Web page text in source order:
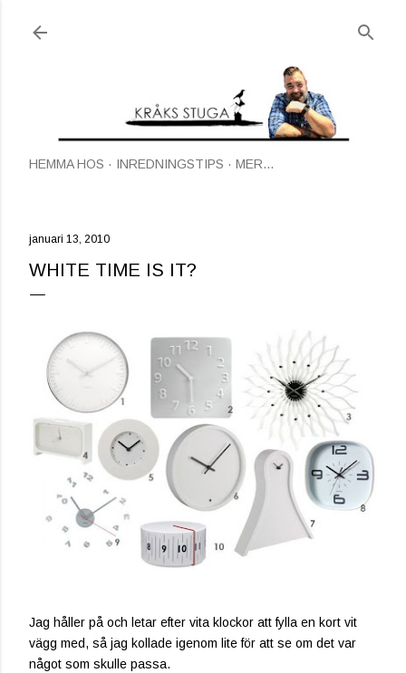
HEMMA HOS INREDNINGSTIPS MER…
januari 13, 2010
WHITE TIME IS IT?
Jag håller på och letar efter vita klockor att fylla en kort vit
vägg med, så jag kollade igenom lite för att se om det var
något som skulle passa.